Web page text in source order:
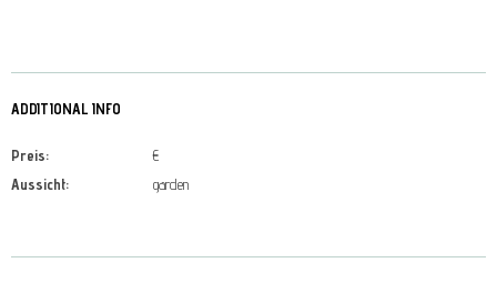
ADDITIONAL INFO
Preis:
€
Aussicht:
garden